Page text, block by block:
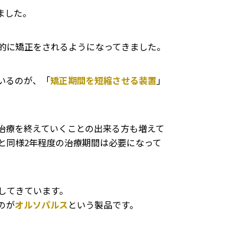
た。
矯正をされるようになってきました。
るのが、「矯正期間を短縮させる装置 」
を終えていくことの出来る方も増えて
同様2年程度の治療期間は必要になって
きています。
がオルソパルスという製品です。